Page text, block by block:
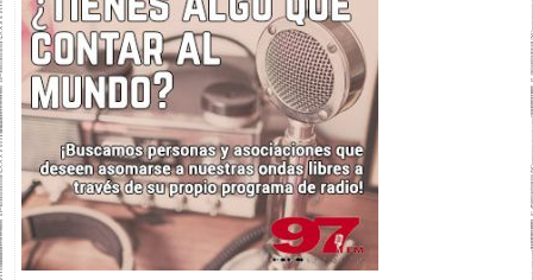
c
e
b
o
o
i
t
t
e
e
d